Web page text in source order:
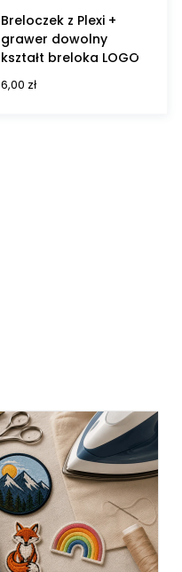
Breloczek z Plexi +
grawer dowolny
kształt breloka LOGO
6,00 zł